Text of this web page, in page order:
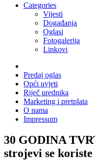
Categories
Vijesti
Događanja
Oglasi
Fotogalerija
Linkovi
Predaj oglas
Opći uvjeti
Riječ urednika
Marketing i pretplata
O nama
Impressum
30 GODINA
strojevi se koriste